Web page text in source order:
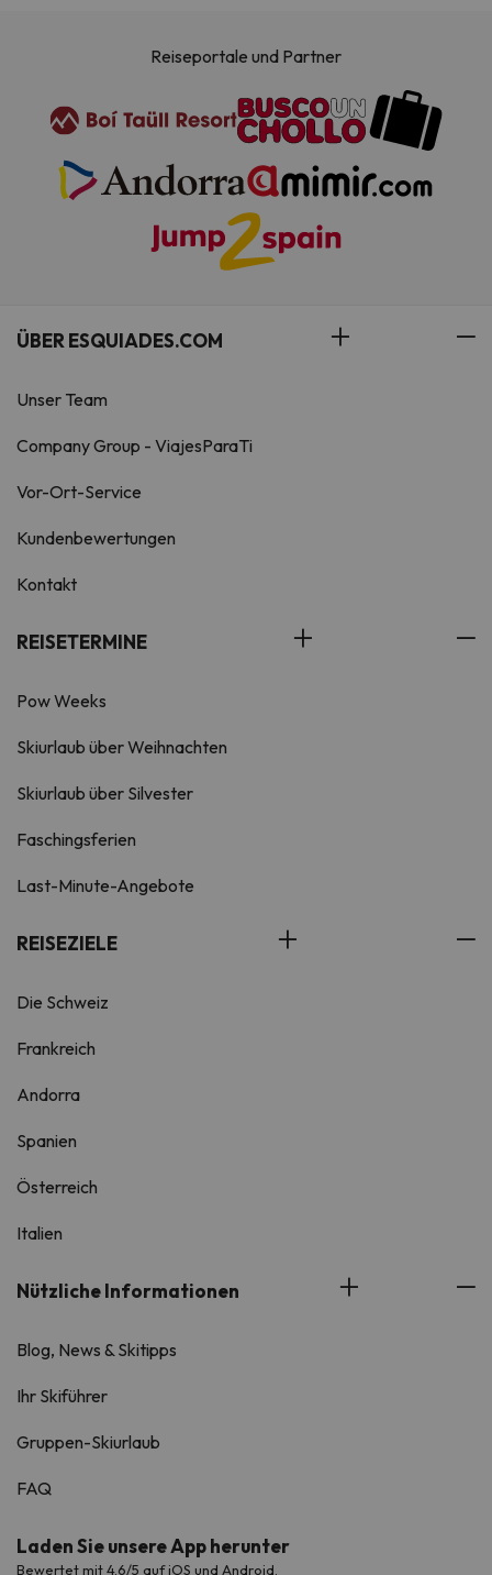
Reiseportale und Partner
ÜBER ESQUIADES.COM
Unser Team
Company Group - ViajesParaTi
Vor-Ort-Service
Kundenbewertungen
Kontakt
REISETERMINE
Pow Weeks
Skiurlaub über Weihnachten
Skiurlaub über Silvester
Faschingsferien
Last-Minute-Angebote
REISEZIELE
Die Schweiz
Frankreich
Andorra
Spanien
Österreich
Italien
Nützliche Informationen
Blog, News & Skitipps
Ihr Skiführer
Gruppen-Skiurlaub
FAQ
Laden Sie unsere App herunter
Bewertet mit 4.6/5 auf iOS und Android.